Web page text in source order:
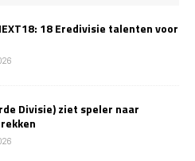
18 Eredivisie talenten voor
Divisie) ziet speler naar